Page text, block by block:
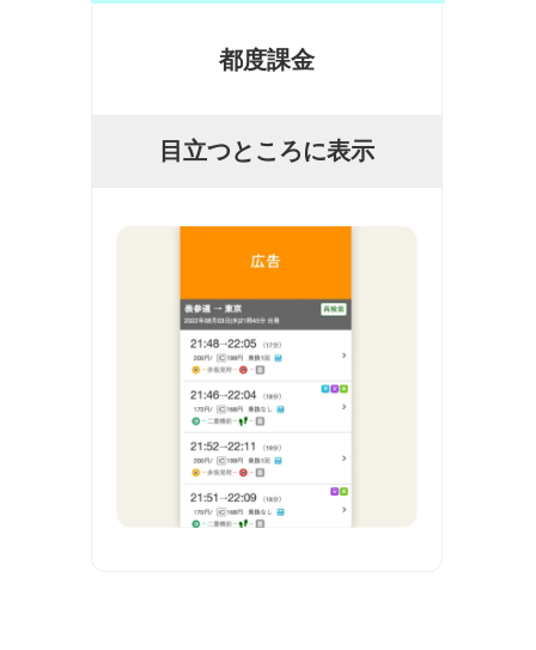
都度課金
目立つところに表示